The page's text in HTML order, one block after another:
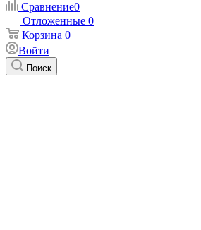
Сравнение0
Отложенные 0
Корзина 0
Войти
Поиск